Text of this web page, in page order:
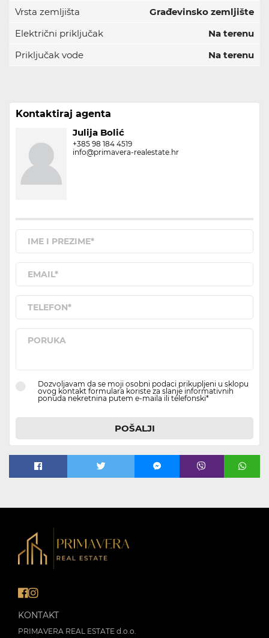
Vrsta zemljišta
Građevinsko zemljište
Električni priključak
Na terenu
Priključak vode
Na terenu
Kontaktiraj agenta
Julija Bolić
+385 98 184 4519
info@primavera-realestate.hr
Dozvoljavam da se moji osobni podaci prikupljeni u sklopu
ovog kontakt formulara koriste za slanje informativnih
ponuda nekretnina putem e-maila ili telefonski*
POŠALJI
KONTAKT
PRIMAVERA REAL ESTATE d.o.o.